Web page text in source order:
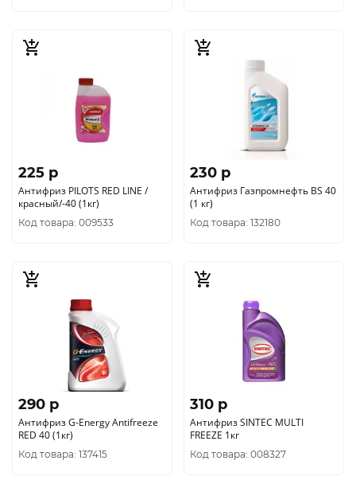
225 p
Антифриз PILOTS RED LINE /
красный/-40 (1кг)
Код товара: 009533
230 p
Антифриз Газпромнефть BS 40
(1 кг)
Код товара: 132180
290 p
Антифриз G-Energy Antifreeze
RED 40 (1кг)
Код товара: 137415
310 p
Антифриз SINTEC MULTI
FREEZE 1кг
Код товара: 008327